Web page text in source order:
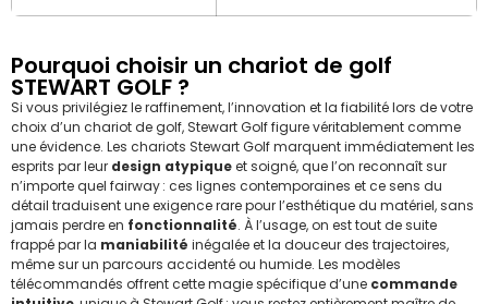
Pourquoi choisir un chariot de golf
STEWART GOLF ?
Si vous privilégiez le raffinement, l’innovation et la fiabilité lors de votre
choix d’un chariot de golf, Stewart Golf figure véritablement comme
une évidence. Les chariots Stewart Golf marquent immédiatement les
esprits par leur design atypiqueet soigné, que l’on reconnaît sur
n’importe quel fairway : ces lignes contemporaines et ce sens du
détail traduisent une exigence rare pour l’esthétique du matériel, sans
jamais perdre en fonctionnalité. À l’usage, on est tout de suite
frappé par la maniabilité inégalée et la douceur des trajectoires,
même sur un parcours accidenté ou humide. Les modèles
télécommandés offrent cette magie spécifique d’une commande